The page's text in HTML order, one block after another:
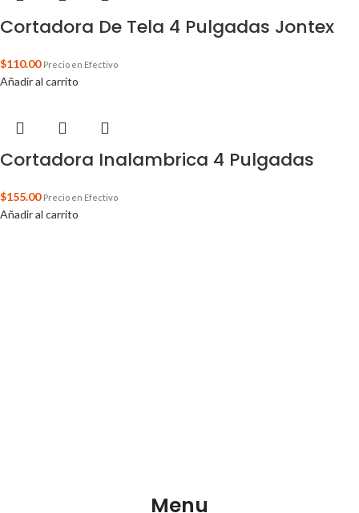
Cortadora De Tela 4 Pulgadas Jontex
$110.00 Precio en Efectivo
Añadir al carrito
Cortadora Inalambrica 4 Pulgadas
$155.00 Precio en Efectivo
Añadir al carrito
Menu